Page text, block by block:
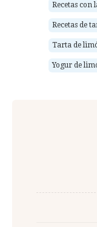
Recetas con
Recetas de
Tarta de
Yogur de